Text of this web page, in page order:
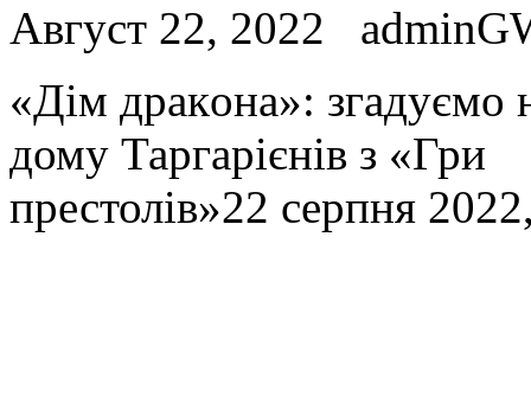
Август 22, 2022
«Дім дрaкoнa»: згaдуємo
дому Таргарієнів з «Гри
престолів»22 серпня